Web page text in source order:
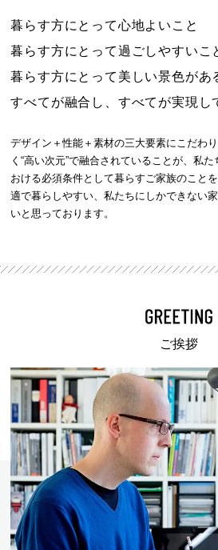
暮らす方にとって心地よいこと
暮らす方にとって過ごしやすいこ
暮らす方にとって美しい景色があ
すべてが融合し、すべてが実現し
デザイン＋性能＋素材の三大要素にこだわ
く“高い次元”で融合されていることが、私
おける必須条件として暮らすご家族のこと
適で暮らしやすい、私たちにしかできない
いと思っております。
ご挨拶